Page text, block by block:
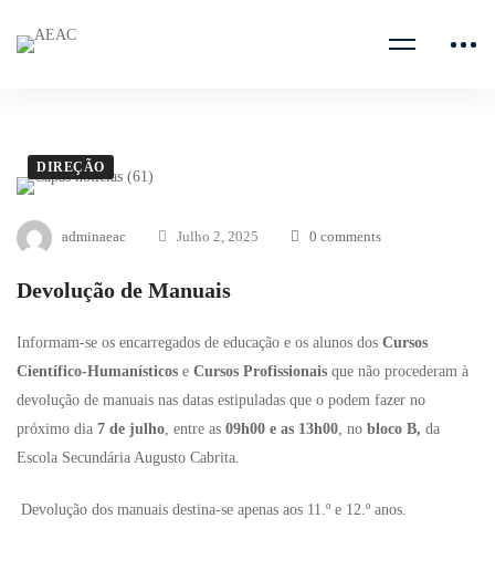
DIREÇÃO
adminaeac Julho 2, 2025 0 comments
Devolução de Manuais
Informam-se os encarregados de educação e os alunos dos Cursos
Científico-Humanísticos e Cursos Profissionais que não procederam à
devolução de manuais nas datas estipuladas que o podem fazer no
próximo dia 7 de julho, entre as 09h00 e as 13h00, no bloco B, da
Escola Secundária Augusto Cabrita.
Devolução dos manuais destina-se apenas aos 11.º e 12.º anos.